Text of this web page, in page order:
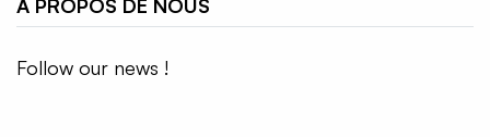
À PROPOS DE NOUS
Follow our news !